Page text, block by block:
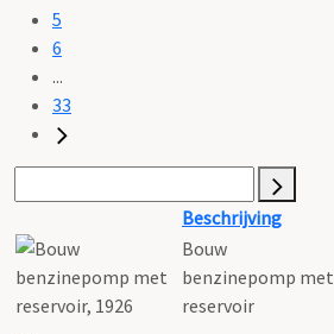
5
6
...
33
Beschrijving
Bouw
benzinepomp met
reservoir